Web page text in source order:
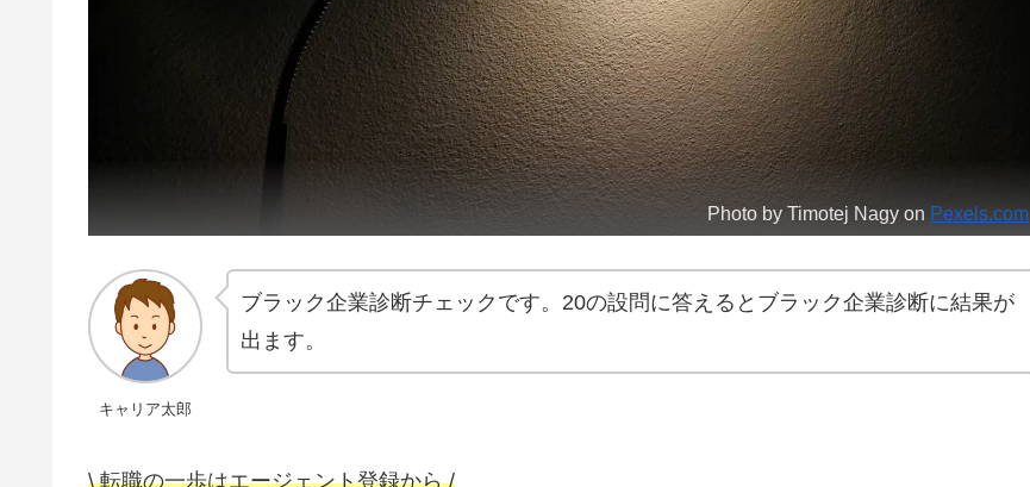
Photo by Timotej Nagy on Pexels.com
キャリア太郎
ブラック企業診断チェックです。20の設問に答えるとブラック企業診断に結果が
出ます。
\ 転職の一歩はエージェント登録から /